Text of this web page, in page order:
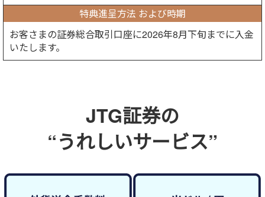
特典進呈方法 および時期
お客さまの証券総合取引口座に2026年8月下旬までに入金
いたします。
JTG証券の
“うれしいサービス”